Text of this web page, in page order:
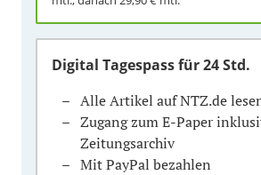
Digital Tagespassfür 24 Std.
Alle Artikel auf NTZ.de
Zugang zum E-Paper
Zeitungsarchiv
Mit PayPal bezahlen